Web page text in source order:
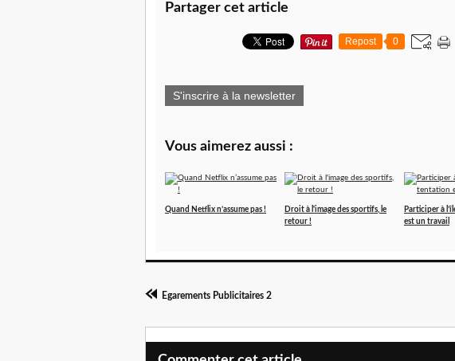
Partager cet article
Repost 0
S'inscrire à la newsletter
Vous aimerez aussi :
Quand Netflix n’assume pas !
Droit à l'image des sportifs, le
retour !
Participer à
est un travail
Egarements Publicitaires 2